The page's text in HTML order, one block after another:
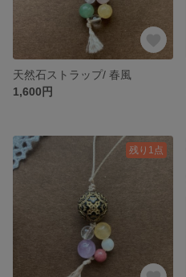
天然石ストラップ/ 春風
1,600円
残り1点